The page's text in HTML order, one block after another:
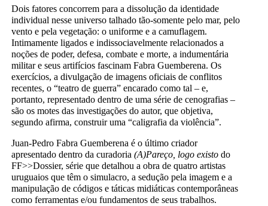
Dois fatores concorrem para a dissolução da identidade
individual nesse universo talhado tão-somente pelo mar, pelo
vento e pela vegetação: o uniforme e a camuflagem.
Intimamente ligados e indissociavelmente relacionados a
noções de poder, defesa, combate e morte, a indumentária
militar e seus artifícios fascinam Fabra Guemberena. Os
exercícios, a divulgação de imagens oficiais de conflitos
recentes, o “teatro de guerra” encarado como tal – e,
portanto, representado dentro de uma série de cenografias –
são os motes das investigações do autor, que objetiva,
segundo afirma, construir uma “caligrafia da violência”.
Juan-Pedro Fabra Guemberena é o último criador
apresentado dentro da curadoria (A)Pareço, logo existo do
FF>>Dossier, série que detalhou a obra de quatro artistas
uruguaios que têm o simulacro, a sedução pela imagem e a
manipulação de códigos e táticas midiáticas contemporâneas
como ferramentas e/ou fundamentos de seus trabalhos.